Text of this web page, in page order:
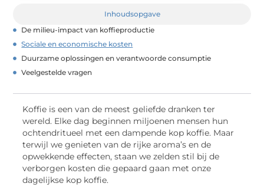
Inhoudsopgave
De milieu-impact van koffieproductie
Sociale en economische kosten
Duurzame oplossingen en verantwoorde consumptie
Veelgestelde vragen
Koffie is een van de meest geliefde dranken ter
wereld. Elke dag beginnen miljoenen mensen hun
ochtendritueel met een dampende kop koffie. Maar
terwijl we genieten van de rijke aroma’s en de
opwekkende effecten, staan we zelden stil bij de
verborgen kosten die gepaard gaan met onze
dagelijkse kop koffie.